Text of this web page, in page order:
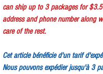
can ship up to 3 packages for
address and phone number along
care of the rest.
Cet article bénéficie d'un tarif
Nous pouvons expédier jusqu'à 3